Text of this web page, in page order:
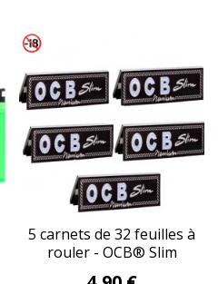
5 carnets de 32 feuilles à
rouler - OCB® Slim